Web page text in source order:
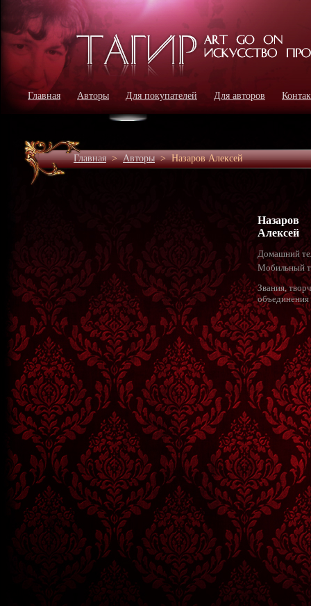
Главная Авторы Для покупателей Для авторов
Главная>Авторы>Назаров Алексей
Назаров
Алексей
Домашний
Мобильный
Звания,
объединения